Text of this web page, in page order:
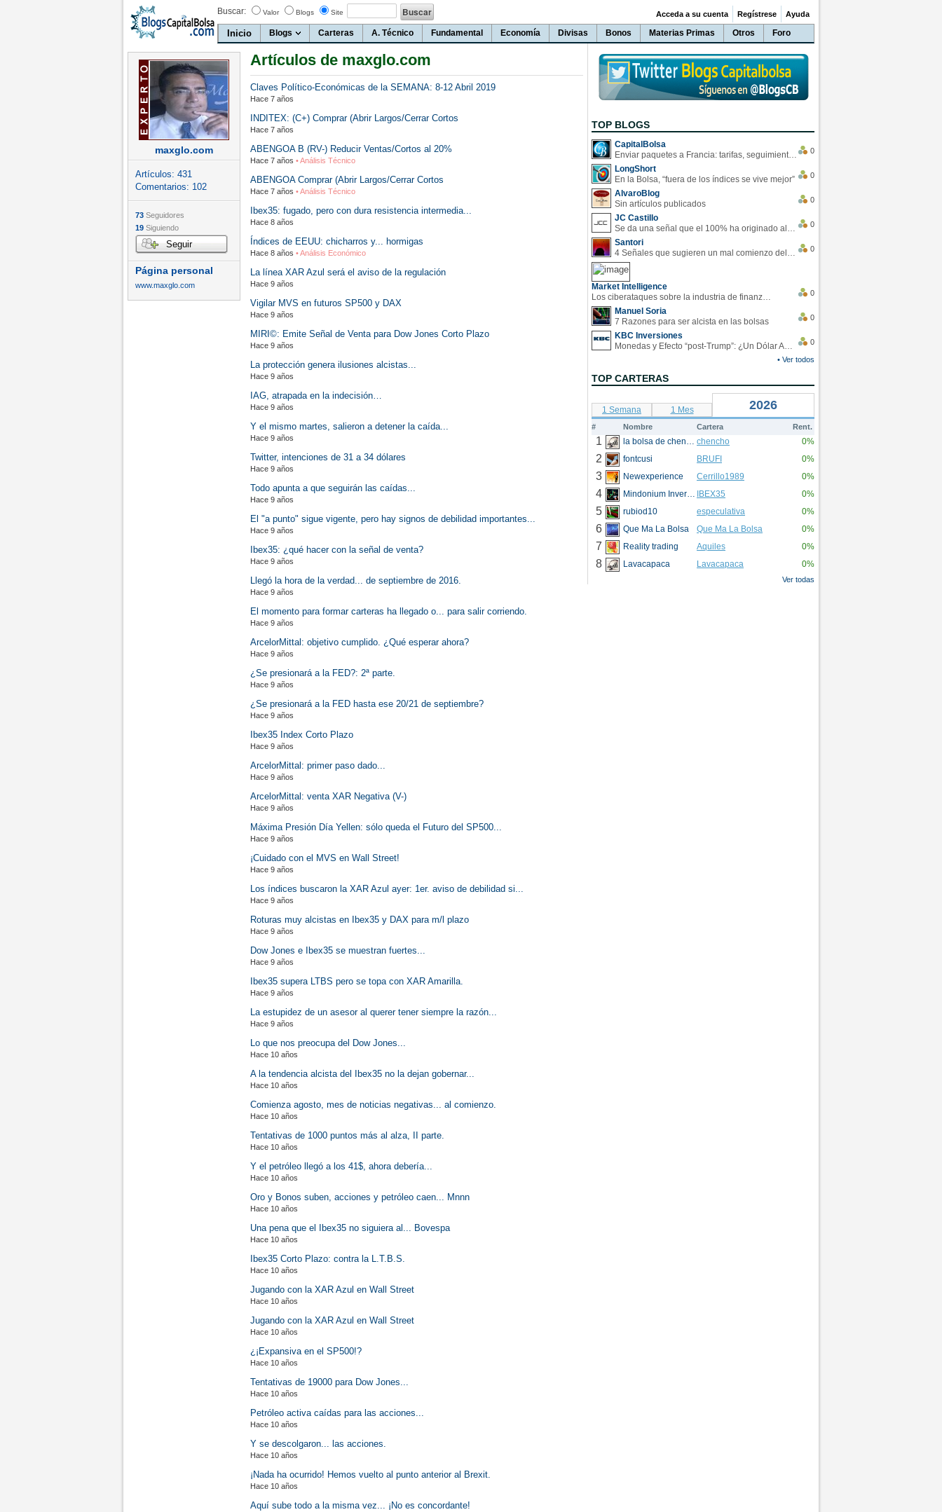
Buscar: Valor Blogs Site
Inicio Blogs Carteras A. Técnico Fundamental Economía Divisas Bonos Materias Primas Otros Foro
Acceda a su cuenta Regístrese Ayuda
maxglo.com
Artículos: 431
Comentarios: 102
73 Seguidores
19 Siguiendo
Seguir
Página personal
www.maxglo.com
Artículos de maxglo.com
Claves Político-Económicas de la SEMANA: 8-12 Abril 2019
Hace 7 años
INDITEX: (C+) Comprar (Abrir Largos/Cerrar Cortos
Hace 7 años
ABENGOA B (RV-) Reducir Ventas/Cortos al 20%
Hace 7 años • Análisis Técnico
ABENGOA Comprar (Abrir Largos/Cerrar Cortos
Hace 7 años • Análisis Técnico
Ibex35: fugado, pero con dura resistencia intermedia...
Hace 8 años
Índices de EEUU: chicharros y... hormigas
Hace 8 años • Análisis Económico
La línea XAR Azul será el aviso de la regulación
Hace 9 años
Vigilar MVS en futuros SP500 y DAX
Hace 9 años
MIRI©: Emite Señal de Venta para Dow Jones Corto Plazo
Hace 9 años
La protección genera ilusiones alcistas...
Hace 9 años
IAG, atrapada en la indecisión…
Hace 9 años
Y el mismo martes, salieron a detener la caída...
Hace 9 años
Twitter, intenciones de 31 a 34 dólares
Hace 9 años
Todo apunta a que seguirán las caídas...
Hace 9 años
El "a punto" sigue vigente, pero hay signos de debilidad importantes...
Hace 9 años
Ibex35: ¿qué hacer con la señal de venta?
Hace 9 años
Llegó la hora de la verdad... de septiembre de 2016.
Hace 9 años
El momento para formar carteras ha llegado o... para salir corriendo.
Hace 9 años
ArcelorMittal: objetivo cumplido. ¿Qué esperar ahora?
Hace 9 años
¿Se presionará a la FED?: 2ª parte.
Hace 9 años
¿Se presionará a la FED hasta ese 20/21 de septiembre?
Hace 9 años
Ibex35 Index Corto Plazo
Hace 9 años
ArcelorMittal: primer paso dado...
Hace 9 años
ArcelorMittal: venta XAR Negativa (V-)
Hace 9 años
Máxima Presión Día Yellen: sólo queda el Futuro del SP500...
Hace 9 años
¡Cuidado con el MVS en Wall Street!
Hace 9 años
Los índices buscaron la XAR Azul ayer: 1er. aviso de debilidad si...
Hace 9 años
Roturas muy alcistas en Ibex35 y DAX para m/l plazo
Hace 9 años
Dow Jones e Ibex35 se muestran fuertes...
Hace 9 años
Ibex35 supera LTBS pero se topa con XAR Amarilla.
Hace 9 años
La estupidez de un asesor al querer tener siempre la razón...
Hace 9 años
Lo que nos preocupa del Dow Jones...
Hace 10 años
A la tendencia alcista del Ibex35 no la dejan gobernar...
Hace 10 años
Comienza agosto, mes de noticias negativas... al comienzo.
Hace 10 años
Tentativas de 1000 puntos más al alza, II parte.
Hace 10 años
Y el petróleo llegó a los 41$, ahora debería...
Hace 10 años
Oro y Bonos suben, acciones y petróleo caen... Mnnn
Hace 10 años
Una pena que el Ibex35 no siguiera al... Bovespa
Hace 10 años
Ibex35 Corto Plazo: contra la L.T.B.S.
Hace 10 años
Jugando con la XAR Azul en Wall Street
Hace 10 años
Jugando con la XAR Azul en Wall Street
Hace 10 años
¿¡Expansiva en el SP500!?
Hace 10 años
Tentativas de 19000 para Dow Jones...
Hace 10 años
Petróleo activa caídas para las acciones...
Hace 10 años
Y se descolgaron... las acciones.
Hace 10 años
¡Nada ha ocurrido! Hemos vuelto al punto anterior al Brexit.
Hace 10 años
Aquí sube todo a la misma vez... ¡No es concordante!
TOP BLOGS
CapitalBolsa
Enviar paquetes a Francia: tarifas, seguimiento y ventajas destacadas
0
LongShort
En la Bolsa, “fuera de los índices se vive mejor”
0
AlvaroBlog
Sin artículos publicados
0
JC Castillo
Se da una señal que el 100% ha originado alzas en las bolsas
0
Santori
4 Señales que sugieren un mal comienzo del 3T de la economía EEUU
0
Market Intelligence
Los ciberataques sobre la industria de finanzas se han duplicado este año
0
Manuel Soria
7 Razones para ser alcista en las bolsas
0
KBC Inversiones
Monedas y Efecto “post-Trump”: ¿Un Dólar Americano operando en rangos?
0
• Ver todos
TOP CARTERAS
1 Semana 1 Mes 2026
# Nombre Cartera Rent.
1 la bolsa de chencho chencho 0%
2 fontcusi BRUFI 0%
3 Newexperience Cerrillo1989 0%
4 Mindonium Inversions IBEX35 0%
5 rubiod10 especulativa 0%
6 Que Ma La Bolsa Que Ma La Bolsa 0%
7 Reality trading Aquiles 0%
8 Lavacapaca Lavacapaca 0%
Ver todas